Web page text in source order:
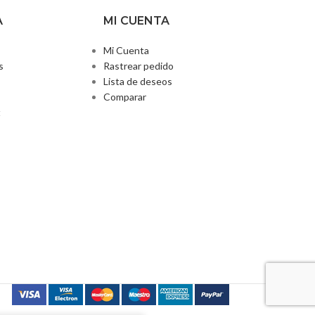
MI CUENTA
Mi Cuenta
Rastrear pedido
Lista de deseos
Comparar